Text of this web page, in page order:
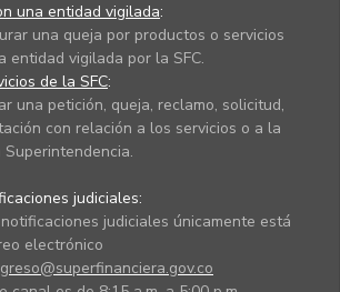
una entidad vigilada:
una queja por productos o servicios
entidad vigilada por la SFC.
de la SFC:
una petición, queja, reclamo, solicitud,
con relación a los servicios o a la
judiciales:
judiciales únicamente está
electrónico